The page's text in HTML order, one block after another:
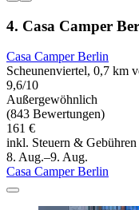
4. Casa Camper
Casa Camper Berlin
Scheunenviertel, 0,7 km
9,6/10
Außergewöhnlich
(843 Bewertungen)
161 €
inkl. Steuern & Gebühren
8. Aug.–9. Aug.
Casa Camper Berlin